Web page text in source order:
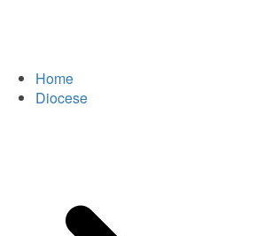
Home
Diocese